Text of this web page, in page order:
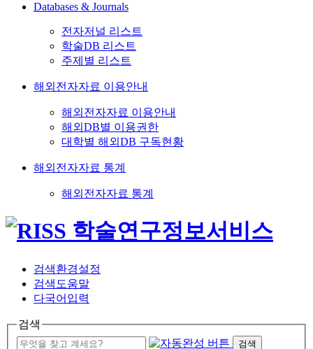
Databases & Journals
전자저널 리스트
학술DB 리스트
주제별 리스트
해외전자자료 이용안내
해외전자자료 이용안내
해외DB별 이용권한
대학별 해외DB 구독현황
해외전자자료 통계
해외전자자료 통계
검색환경설정
검색도움말
다국어입력
검색
검색